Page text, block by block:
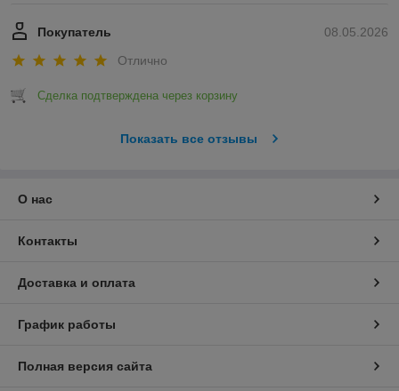
08.05.2026
Покупатель
Отлично
Сделка подтверждена через корзину
Показать все отзывы
О нас
Контакты
Доставка и оплата
График работы
Полная версия сайта